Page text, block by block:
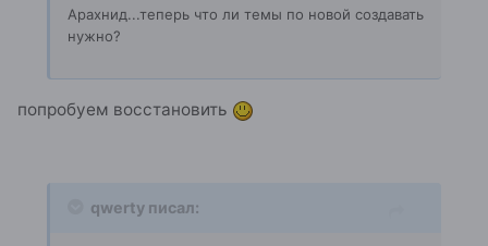
Арахнид...теперь что ли темы по новой создавать
нужно?
попробуем восстановить
qwerty писал: